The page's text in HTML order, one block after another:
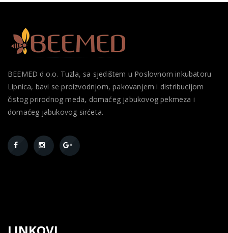
BEEMED d.o.o. Tuzla, sa sjedištem u Poslovnom inkubatoru
Lipnica, bavi se proizvodnjom, pakovanjem i distribucijom
čistog prirodnog meda, domaćeg jabukovog pekmeza i
domaćeg jabukovog sirćeta.